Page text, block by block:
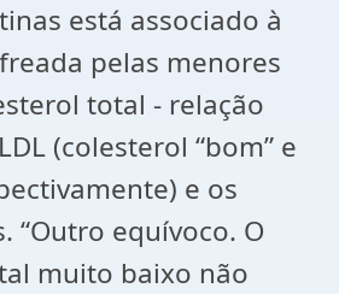
está associado à
pelas menores
total - relação
(colesterol “bom” e
e os
“Outro equívoco. O
muito baixo não